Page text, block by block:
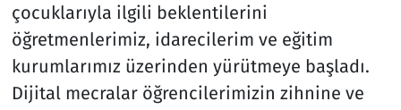
çocuklarıyla ilgili beklentilerini
öğretmenlerimiz, idarecilerim ve eğitim
kurumlarımız üzerinden yürütmeye başladı.
Dijital mecralar öğrencilerimizin zihnine ve